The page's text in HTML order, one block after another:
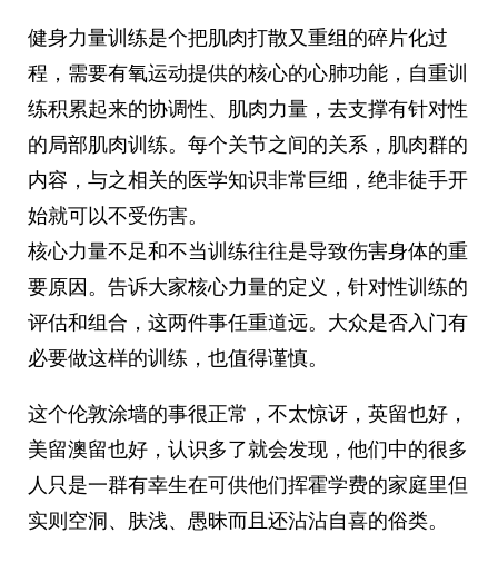
健身力量训练是个把肌肉打散又重组的碎片化过
程，需要有氧运动提供的核心的心肺功能，自重训
练积累起来的协调性、肌肉力量，去支撑有针对性
的局部肌肉训练。每个关节之间的关系，肌肉群的
内容，与之相关的医学知识非常巨细，绝非徒手开
始就可以不受伤害。
核心力量不足和不当训练往往是导致伤害身体的重
要原因。告诉大家核心力量的定义，针对性训练的
评估和组合，这两件事任重道远。大众是否入门有
必要做这样的训练，也值得谨慎。
这个伦敦涂墙的事很正常，不太惊讶，英留也好，
美留澳留也好，认识多了就会发现，他们中的很多
人只是一群有幸生在可供他们挥霍学费的家庭里但
实则空洞、肤浅、愚昧而且还沾沾自喜的俗类。 ​​​